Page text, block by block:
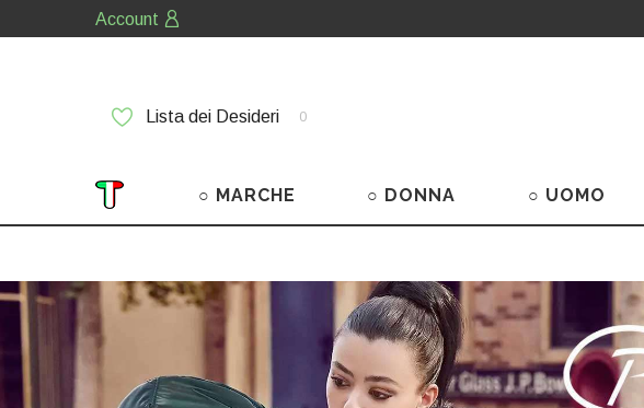
Account
Lista dei Desideri 0
○ MARCHE ○ DONNA ○ UOMO